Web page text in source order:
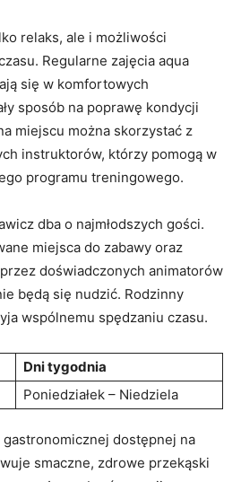
relaks, ale i możliwości
Regularne zajęcia aqua
się w komfortowych
sposób na poprawę kondycji
miejscu można skorzystać z
instruktorów, którzy pomogą w
programu treningowego.
dba o najmłodszych gości.
miejsca do zabawy oraz
doświadczonych animatorów
będą się nudzić. Rodzinny
wspólnemu spędzaniu czasu.
Dni tygodnia
Poniedziałek – Niedziela
dostępnej na
smaczne, zdrowe przekąski